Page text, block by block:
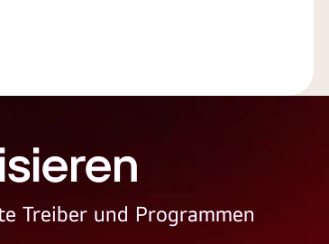
Treiber und Programmen